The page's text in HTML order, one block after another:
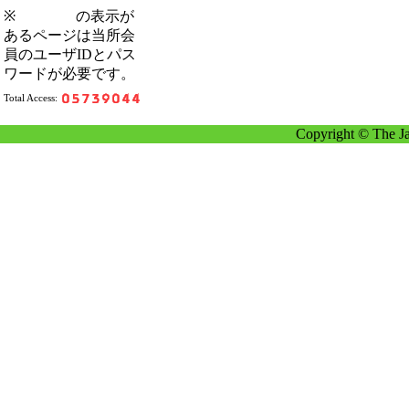
※
の表示が
あるページは当所会
員のユーザIDとパス
ワードが必要です。
Total Access:
Copyright © The